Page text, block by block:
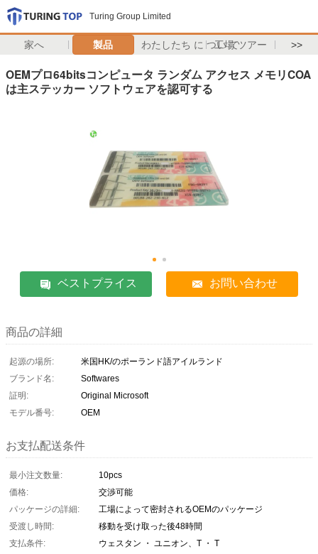
Turing Group Limited
家へ 製品 わたしたち に つい て工場 ツアー >>
OEMプロ64bitsコンピュータ ランダム アクセス メモリCOA
は主ステッカー ソフトウェアを認可する
ベストプライス お問い合わせ
商品の詳細
起源の場所:
米国HK/のポーランド語アイルランド
ブランド名:
Softwares
証明:
Original Microsoft
モデル番号:
OEM
お支払配送条件
最小注文数量:
10pcs
価格:
交渉可能
パッケージの詳細:
工場によって密封されるOEMのパッケージ
受渡し時間:
移動を受け取った後48時間
支払条件:
ウェスタン ・ ユニオン、T ・ T